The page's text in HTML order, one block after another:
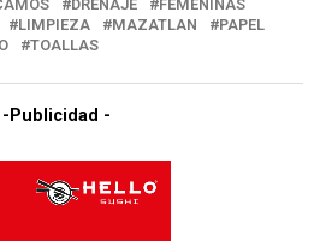
DRENAJE
FEMENINAS
LIMPIEZA MAZATLAN
PAPEL
TOALLAS
-Publicidad -